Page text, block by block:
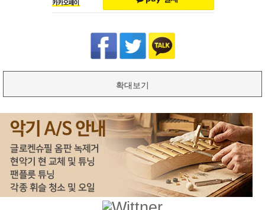
확대보기